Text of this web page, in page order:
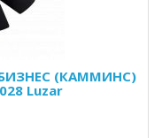
БИЗНЕС (КАММИНС)
Luzar